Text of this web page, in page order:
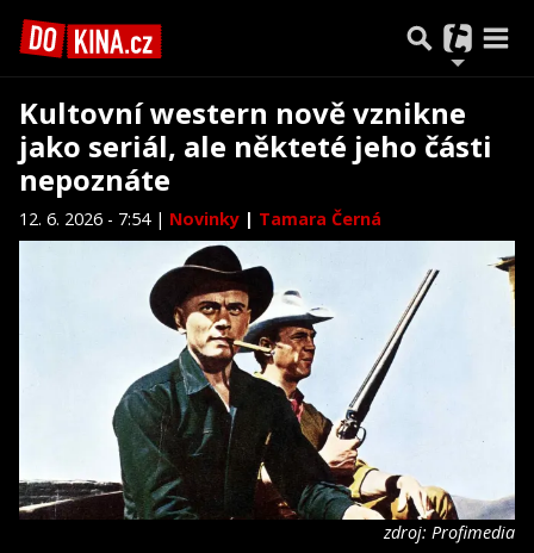
Kultovní western nově vznikne
jako seriál, ale někteté jeho části
nepoznáte
12. 6. 2026 - 7:54 | Novinky | Tamara Černá
zdroj: Profimedia